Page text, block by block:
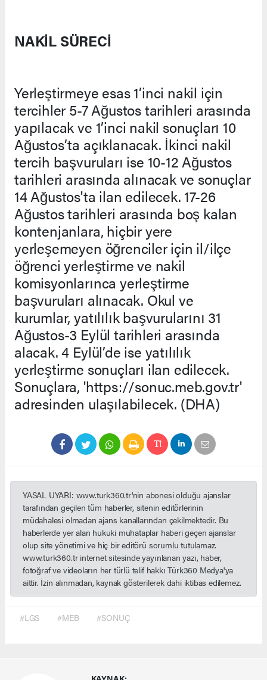
NAKİL SÜRECİ
Yerleştirmeye esas 1’inci nakil için
tercihler 5-7 Ağustos tarihleri arasında
yapılacak ve 1’inci nakil sonuçları 10
Ağustos’ta açıklanacak. İkinci nakil
tercih başvuruları ise 10-12 Ağustos
tarihleri arasında alınacak ve sonuçlar
14 Ağustos'ta ilan edilecek. 17-26
Ağustos tarihleri arasında boş kalan
kontenjanlara, hiçbir yere
yerleşemeyen öğrenciler için il/ilçe
öğrenci yerleştirme ve nakil
komisyonlarınca yerleştirme
başvuruları alınacak. Okul ve
kurumlar, yatılılık başvurularını 31
Ağustos-3 Eylül tarihleri arasında
alacak. 4 Eylül’de ise yatılılık
yerleştirme sonuçları ilan edilecek.
Sonuçlara, 'https://sonuc.meb.gov.tr'
adresinden ulaşılabilecek. (DHA)
YASAL UYARI: www.turk360.tr'nin abonesi olduğu ajanslar
tarafından geçilen tüm haberler, sitenin editörlerinin
müdahalesi olmadan ajans kanallarından çekilmektedir. Bu
haberlerde yer alan hukuki muhataplar haberi geçen ajanslar
olup site yönetimi ve hiç bir editörü sorumlu tutulamaz.
www.turk360.tr internet sitesinde yayınlanan yazı, haber,
fotoğraf ve videoların her türlü telif hakkı Türk360 Medya'ya
aittir. İzin alınmadan, kaynak gösterilerek dahi iktibas edilemez.
#LGS #MEB #SONUÇ